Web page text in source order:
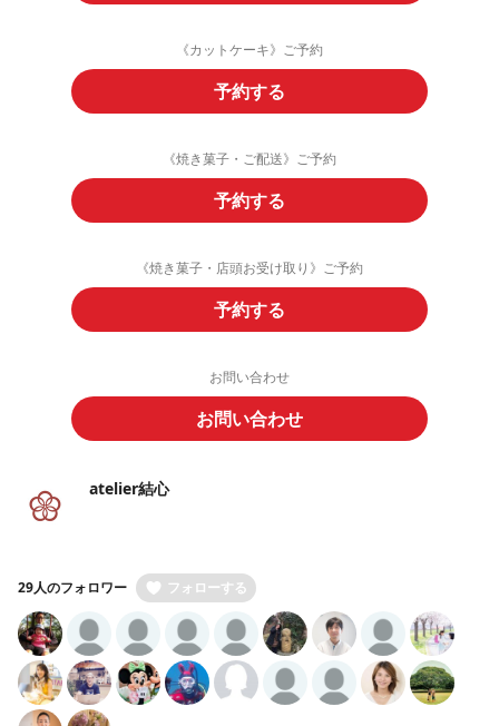
《カットケーキ》ご予約
予約する
《焼き菓子・ご配送》ご予約
予約する
《焼き菓子・店頭お受け取り》ご予約
予約する
お問い合わせ
お問い合わせ
atelier結心
29人のフォロワー フォローする